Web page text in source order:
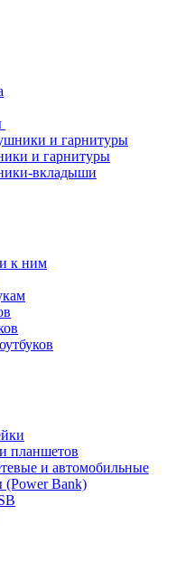
и гарнитуры
и гарнитуры
вкладыши
к ним
планшетов
и автомобильные
(Power Bank)